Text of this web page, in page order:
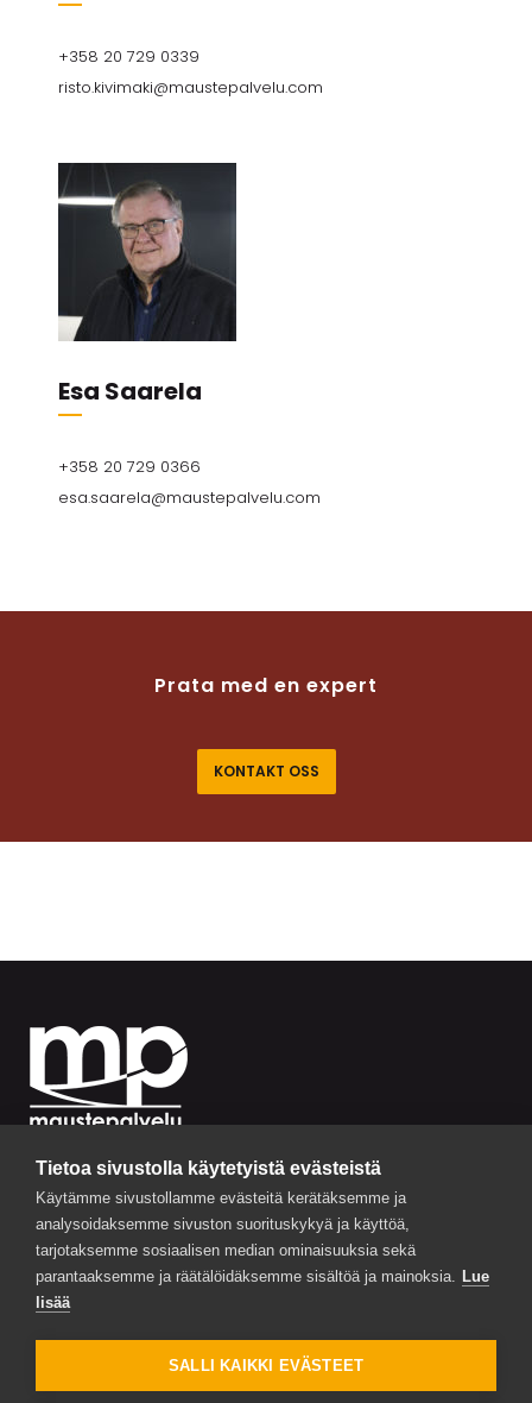
+358 ​20 729 0339
risto.kivimaki@maustepalvelu.com
Esa Saarela
+358 20 729 0366​
esa.saarela@maustepalvelu.com
Prata med en expert
KONTAKT OSS
Luukkaankatu 6
PL 56
13101 Hämeenlinna
FO-nummer: 0855059-2
Beställningar: +358 20 729 0333
Tietoa sivustolla käytetyistä evästeistä
Käytämme sivustollamme evästeitä kerätäksemme ja
analysoidaksemme sivuston suorituskykyä ja käyttöä,
tarjotaksemme sosiaalisen median ominaisuuksia sekä
parantaaksemme ja räätälöidäksemme sisältöä ja mainoksia. Lue
lisää
SALLI KAIKKI EVÄSTEET